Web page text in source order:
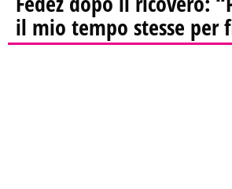
il mio tempo stesse per